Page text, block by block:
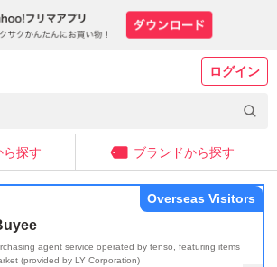
ログイン
ら探す ブランドから探す
agent service operated by tenso, featuring items
(provided by LY Corporation)
Overseas Visitors